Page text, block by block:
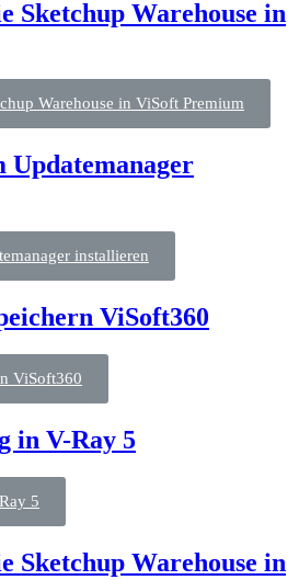
Sketchup Warehouse in
Warehouse in ViSoft Premium
Updatemanager
installieren
ViSoft360
ViSoft360
in V-Ray 5
5
Sketchup Warehouse in